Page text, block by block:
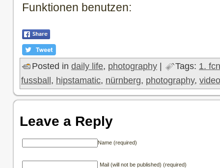
Funktionen benutzen:
Posted in daily life, photography Tags: 1. fcn
fussball , hipstamatic, nürnberg, photography, video
Leave a Reply
Name (required)
Mail (will not be published) (required)